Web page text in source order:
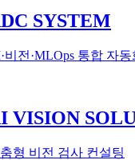
SYSTEM
비전·MLOps 통합 자
VISION
형 비전 검사 컨설팅